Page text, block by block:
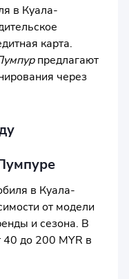
в Куала-
карта.
предлагают
через
в Куала-
от модели
и сезона. В
40 до 200 MYR в